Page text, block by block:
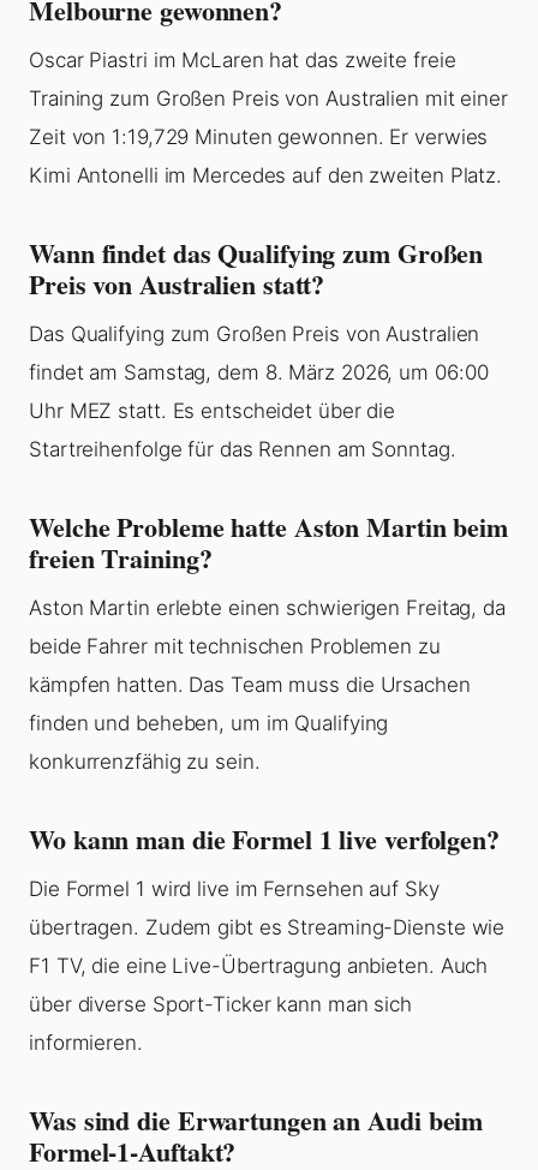
Melbourne gewonnen?
Oscar Piastri im McLaren hat das zweite freie
Training zum Großen Preis von Australien mit einer
Zeit von 1:19,729 Minuten gewonnen. Er verwies
Kimi Antonelli im Mercedes auf den zweiten Platz.
Wann findet das Qualifying zum Großen
Preis von Australien statt?
Das Qualifying zum Großen Preis von Australien
findet am Samstag, dem 8. März 2026, um 06:00
Uhr MEZ statt. Es entscheidet über die
Startreihenfolge für das Rennen am Sonntag.
Welche Probleme hatte Aston Martin beim
freien Training?
Aston Martin erlebte einen schwierigen Freitag, da
beide Fahrer mit technischen Problemen zu
kämpfen hatten. Das Team muss die Ursachen
finden und beheben, um im Qualifying
konkurrenzfähig zu sein.
Wo kann man die Formel 1 live verfolgen?
Die Formel 1 wird live im Fernsehen auf Sky
übertragen. Zudem gibt es Streaming-Dienste wie
F1 TV, die eine Live-Übertragung anbieten. Auch
über diverse Sport-Ticker kann man sich
informieren.
Was sind die Erwartungen an Audi beim
Formel-1-Auftakt?